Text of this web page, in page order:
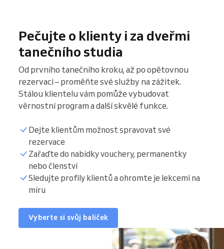
Pečujte o klienty i za dveřmi
tanečního studia
Od prvního tanečního kroku, až po opětovnou
rezervaci –⁠ proměňte své služby na zážitek.
Stálou klientelu vám pomůže vybudovat
věrnostní program a další skvělé funkce.
Dejte klientům možnost spravovat své
rezervace
Zařaďte do nabídky vouchery, permanentky
nebo členství
Sledujte profily klientů a ohromte je lekcemi na
míru
Vyberte si svůj balíček